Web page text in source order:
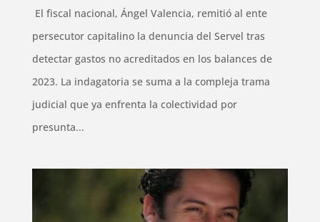
El fiscal nacional, Ángel Valencia, remitió al ente
persecutor capitalino la denuncia del Servel tras
detectar gastos no acreditados en los balances de
2023. La indagatoria se suma a la compleja trama
judicial que ya enfrenta la colectividad por
presunta...